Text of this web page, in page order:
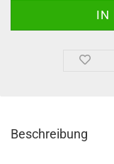
Beschreibung